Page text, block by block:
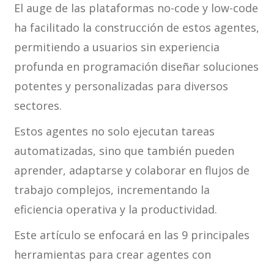
El auge de las plataformas no-code y low-code
ha facilitado la construcción de estos agentes,
permitiendo a usuarios sin experiencia
profunda en programación diseñar soluciones
potentes y personalizadas para diversos
sectores.
Estos agentes no solo ejecutan tareas
automatizadas, sino que también pueden
aprender, adaptarse y colaborar en flujos de
trabajo complejos, incrementando la
eficiencia operativa y la productividad.
Este artículo se enfocará en las 9 principales
herramientas para crear agentes con